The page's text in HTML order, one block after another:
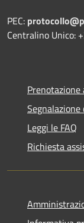
PEC:
Centralino Unico:
Leggi le FAQ
Richiesta